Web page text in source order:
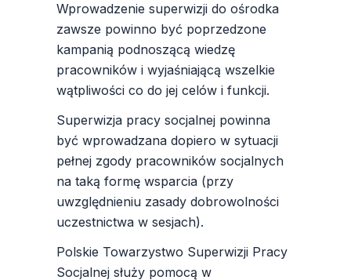
Wprowadzenie superwizji do ośrodka
zawsze powinno być poprzedzone
kampanią podnoszącą wiedzę
pracowników i wyjaśniającą wszelkie
wątpliwości co do jej celów i funkcji.
Superwizja pracy socjalnej powinna
być wprowadzana dopiero w sytuacji
pełnej zgody pracowników socjalnych
na taką formę wsparcia (przy
uwzględnieniu zasady dobrowolności
uczestnictwa w sesjach).
Polskie Towarzystwo Superwizji Pracy
Socjalnej służy pomocą w